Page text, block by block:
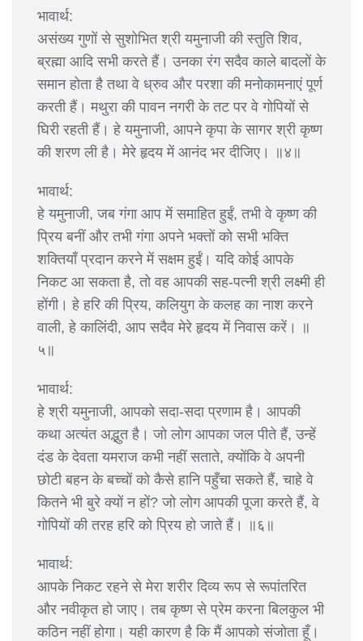
भावार्थ:
असंख्य गुणों से सुशोभित श्री यमुनाजी की स्तुति शिव,
ब्रह्मा आदि सभी करते हैं। उनका रंग सदैव काले बादलों के
समान होता है तथा वे ध्रुव और परशा की मनोकामनाएं पूर्ण
करती हैं। मथुरा की पावन नगरी के तट पर वे गोपियों से
घिरी रहती हैं। हे यमुनाजी, आपने कृपा के सागर श्री कृष्ण
की शरण ली है। मेरे हृदय में आनंद भर दीजिए। ॥४॥
भावार्थ:
हे यमुनाजी, जब गंगा आप में समाहित हुईं, तभी वे कृष्ण की
प्रिय बनीं और तभी गंगा अपने भक्तों को सभी भक्ति
शक्तियाँ प्रदान करने में सक्षम हुईं। यदि कोई आपके
निकट आ सकता है, तो वह आपकी सह-पत्नी श्री लक्ष्मी ही
होंगी। हे हरि की प्रिय, कलियुग के कलह का नाश करने
वाली, हे कालिंदी, आप सदैव मेरे हृदय में निवास करें। ॥
५॥
भावार्थ:
हे श्री यमुनाजी, आपको सदा-सदा प्रणाम है। आपकी
कथा अत्यंत अद्भुत है। जो लोग आपका जल पीते हैं, उन्हें
दंड के देवता यमराज कभी नहीं सताते, क्योंकि वे अपनी
छोटी बहन के बच्चों को कैसे हानि पहुँचा सकते हैं, चाहे वे
कितने भी बुरे क्यों न हों? जो लोग आपकी पूजा करते हैं, वे
गोपियों की तरह हरि को प्रिय हो जाते हैं। ॥६॥
भावार्थ:
आपके निकट रहने से मेरा शरीर दिव्य रूप से रूपांतरित
और नवीकृत हो जाए। तब कृष्ण से प्रेम करना बिलकुल भी
कठिन नहीं होगा। यही कारण है कि मैं आपको संजोता हूँ।